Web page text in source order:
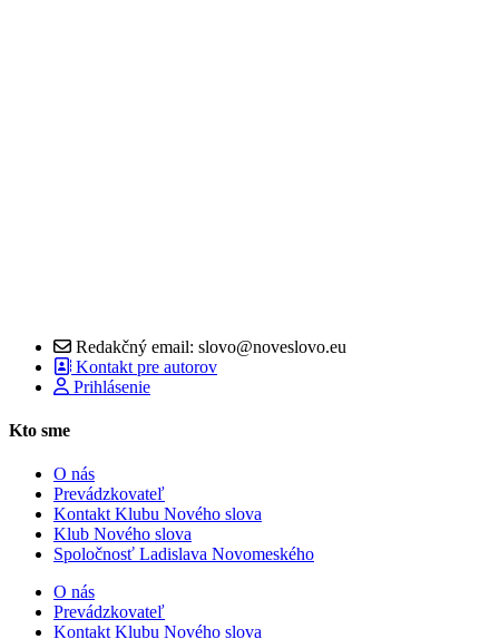
Redakčný email: slovo@noveslovo.eu
Kontakt pre autorov
Prihlásenie
Kto sme
O nás
Prevádzkovateľ
Kontakt Klubu Nového slova
Klub Nového slova
Spoločnosť Ladislava Novomeského
O nás
Prevádzkovateľ
Kontakt Klubu Nového slova